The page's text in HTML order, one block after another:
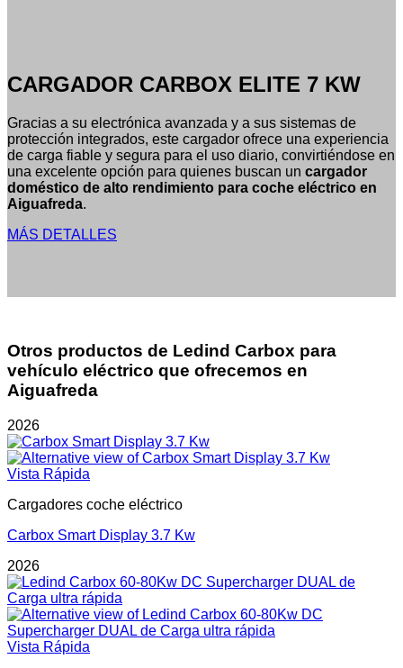
CARGADOR CARBOX ELITE 7 KW
Gracias a su electrónica avanzada y a sus sistemas de
protección integrados, este cargador ofrece una experiencia
de carga fiable y segura para el uso diario, convirtiéndose en
una excelente opción para quienes buscan un cargador
doméstico de alto rendimiento para coche eléctrico en
Aiguafreda.
MÁS DETALLES
Otros productos de Ledind Carbox para
vehículo eléctrico que ofrecemos en
Aiguafreda
2026
Vista Rápida
Cargadores coche eléctrico
Carbox Smart Display 3.7 Kw
2026
Vista Rápida